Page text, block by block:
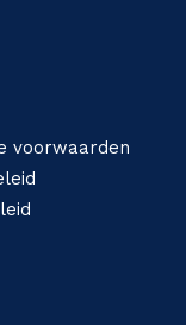
voorwaarden